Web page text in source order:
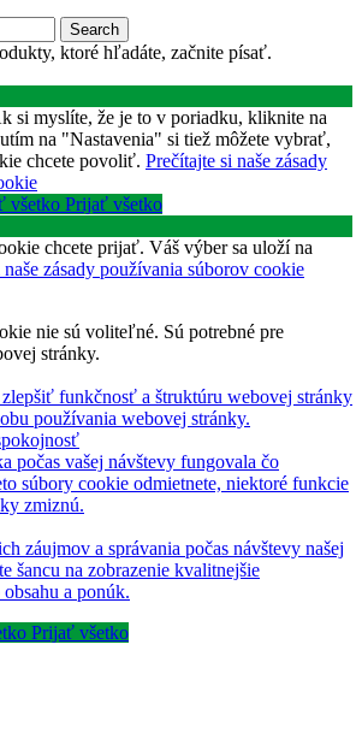
Search
ktoré hľadáte, začnite písať.
si myslíte, že je to v poriadku, kliknite na
na "Nastavenia" si tiež môžete vybrať,
chcete povoliť. Prečítajte si naše zásady
všetko Prijať všetko
chcete prijať. Váš výber sa uloží na
naše zásady používania súborov cookie
nie sú voliteľné. Sú potrebné pre
stránky.
funkčnosť a štruktúru webovej stránky
používania webovej stránky.
počas vašej návštevy fungovala čo
súbory cookie odmietnete, niektoré funkcie
zmiznú.
záujmov a správania počas návštevy našej
šancu na zobrazenie kvalitnejšie
a ponúk.
Prijať všetko